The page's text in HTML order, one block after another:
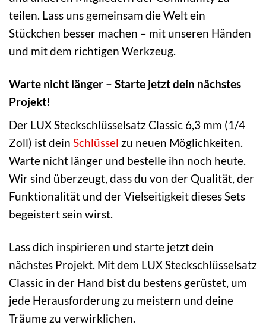
teilen. Lass uns gemeinsam die Welt ein
Stückchen besser machen – mit unseren Händen
und mit dem richtigen Werkzeug.
Warte nicht länger – Starte jetzt dein nächstes
Projekt!
Der LUX Steckschlüsselsatz Classic 6,3 mm (1/4
Zoll) ist dein Schlüssel zu neuen Möglichkeiten.
Warte nicht länger und bestelle ihn noch heute.
Wir sind überzeugt, dass du von der Qualität, der
Funktionalität und der Vielseitigkeit dieses Sets
begeistert sein wirst.
Lass dich inspirieren und starte jetzt dein
nächstes Projekt. Mit dem LUX Steckschlüsselsatz
Classic in der Hand bist du bestens gerüstet, um
jede Herausforderung zu meistern und deine
Träume zu verwirklichen.